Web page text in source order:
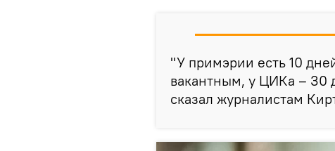
"У примэрии есть 10
вакантным, у ЦИКа – 30
сказал журналистам